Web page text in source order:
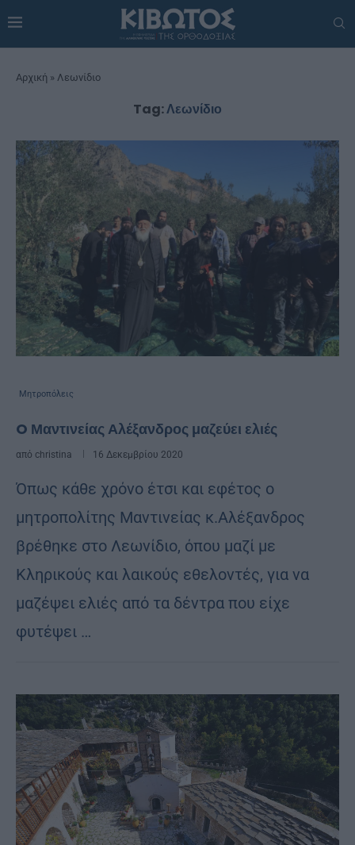
Αρχική » Λεωνίδιο
Tag:Λεωνίδιο
Μητροπόλεις
O Μαντινείας Αλέξανδρος μαζεύει ελιές
από christina 16 Δεκεμβρίου 2020
Όπως κάθε χρόνο έτσι και εφέτος ο
μητροπολίτης Μαντινείας κ.Αλέξανδρος
βρέθηκε στο Λεωνίδιο, όπου μαζί με
Κληρικούς και λαικούς εθελοντές, για να
μαζέψει ελιές από τα δέντρα που είχε
φυτέψει …